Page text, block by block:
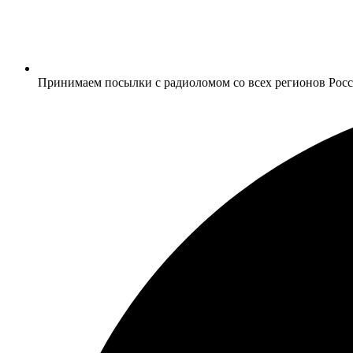
Принимаем посылки с радиоломом со всех регионов